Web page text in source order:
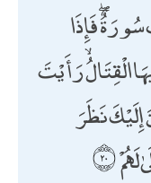
فَإِذَا
الْقِتَالُ ۙ رَأَيْتَ
نَظَرَ